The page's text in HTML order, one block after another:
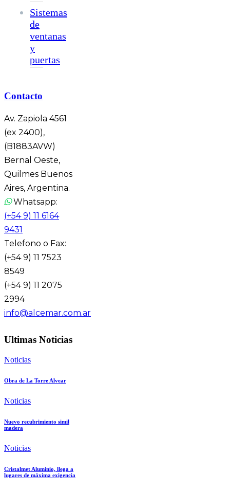
Sistemas
de
ventanas
y
puertas
Contacto
Av. Zapiola 4561
(ex 2400),
(B1883AVW)
Bernal Oeste,
Quilmes Buenos
Aires, Argentina.
Whatsapp:
(+54 9) 11 6164
9431
Telefono o Fax:
(+54 9) 11 7523
8549
(+54 9) 11 2075
2994
info@alcemar.com.ar
Ultimas Noticias
Noticias
Obra de La Torre Alvear
Noticias
Nuevo recubrimiento simil
madera
Noticias
Cristalmet Aluminio, llega a
lugares de máxima exigencia